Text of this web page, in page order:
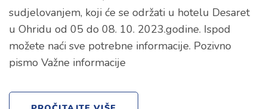
sudjelovanjem, koji će se održati u hotelu Desaret
u Ohridu od 05 do 08. 10. 2023.godine. Ispod
možete naći sve potrebne informacije. Pozivno
pismo Važne informacije